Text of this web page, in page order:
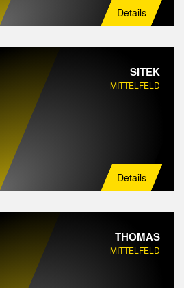
Details
SITEK
MITTELFELD
Details
THOMAS
MITTELFELD